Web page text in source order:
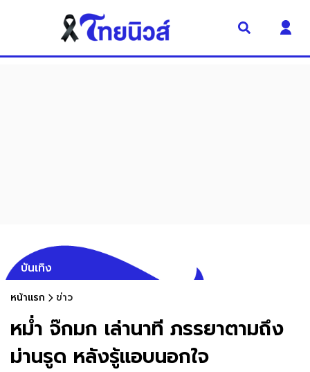
บันเทิง
หน้าแรก ข่าว
หม่ำ จ๊กมก เล่านาที ภรรยาตามถึง
ม่านรูด หลังรู้แอบนอกใจ